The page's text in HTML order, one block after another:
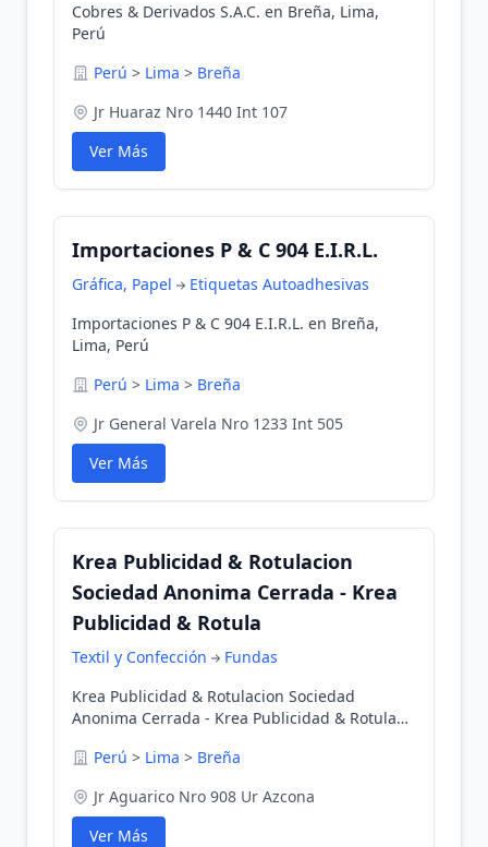
Cobres & Derivados S.A.C. en Breña, Lima,
Perú
Perú > Lima > Breña
Jr Huaraz Nro 1440 Int 107
Ver Más
Importaciones P & C 904 E.I.R.L.
Gráfica, Papel
Etiquetas Autoadhesivas
Importaciones P & C 904 E.I.R.L. en Breña,
Lima, Perú
Perú > Lima > Breña
Jr General Varela Nro 1233 Int 505
Ver Más
Krea Publicidad & Rotulacion
Sociedad Anonima Cerrada - Krea
Publicidad & Rotula
Textil y Confección
Fundas
Krea Publicidad & Rotulacion Sociedad
Anonima Cerrada - Krea Publicidad & Rotula
Perú > Lima > Breña
Jr Aguarico Nro 908 Ur Azcona
Ver Más